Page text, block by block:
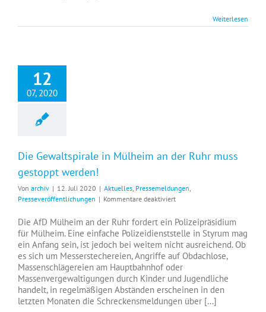
„Die
Weiterlesen
12
07, 2020
Die Gewaltspirale in Mülheim an der Ruhr muss
gestoppt werden!
Von archiv | 12. Juli 2020 | Aktuelles Pressemeldungen
Presseveröffentlichungen | Kommentare deaktiviertfür
Gewaltspirale
in
Mülheim
an
der
Ruhr
muss
gestoppt
werden!
Die AfD Mülheim an der Ruhr fordert ein Polizeipräsidium
für Mülheim. Eine einfache Polizeidienststelle in Styrum mag
ein Anfang sein, ist jedoch bei weitem nicht ausreichend. Ob
es sich um Messerstechereien, Angriffe auf Obdachlose,
Massenschlägereien am Hauptbahnhof oder
Massenvergewaltigungen durch Kinder und Jugendliche
handelt, in regelmäßigen Abständen erscheinen in den
letzten Monaten die Schreckensmeldungen über [...]